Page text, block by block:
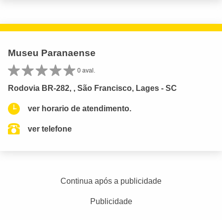
Museu Paranaense
0 aval.
Rodovia BR-282, , São Francisco, Lages - SC
ver horario de atendimento.
ver telefone
Continua após a publicidade
Publicidade